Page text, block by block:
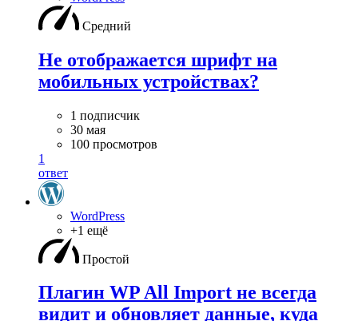
Средний
Не отображается шрифт на
мобильных устройствах?
1 подписчик
30 мая
100 просмотров
1
ответ
WordPress
+1 ещё
Простой
Плагин WP All Import не всегда
видит и обновляет данные, куда